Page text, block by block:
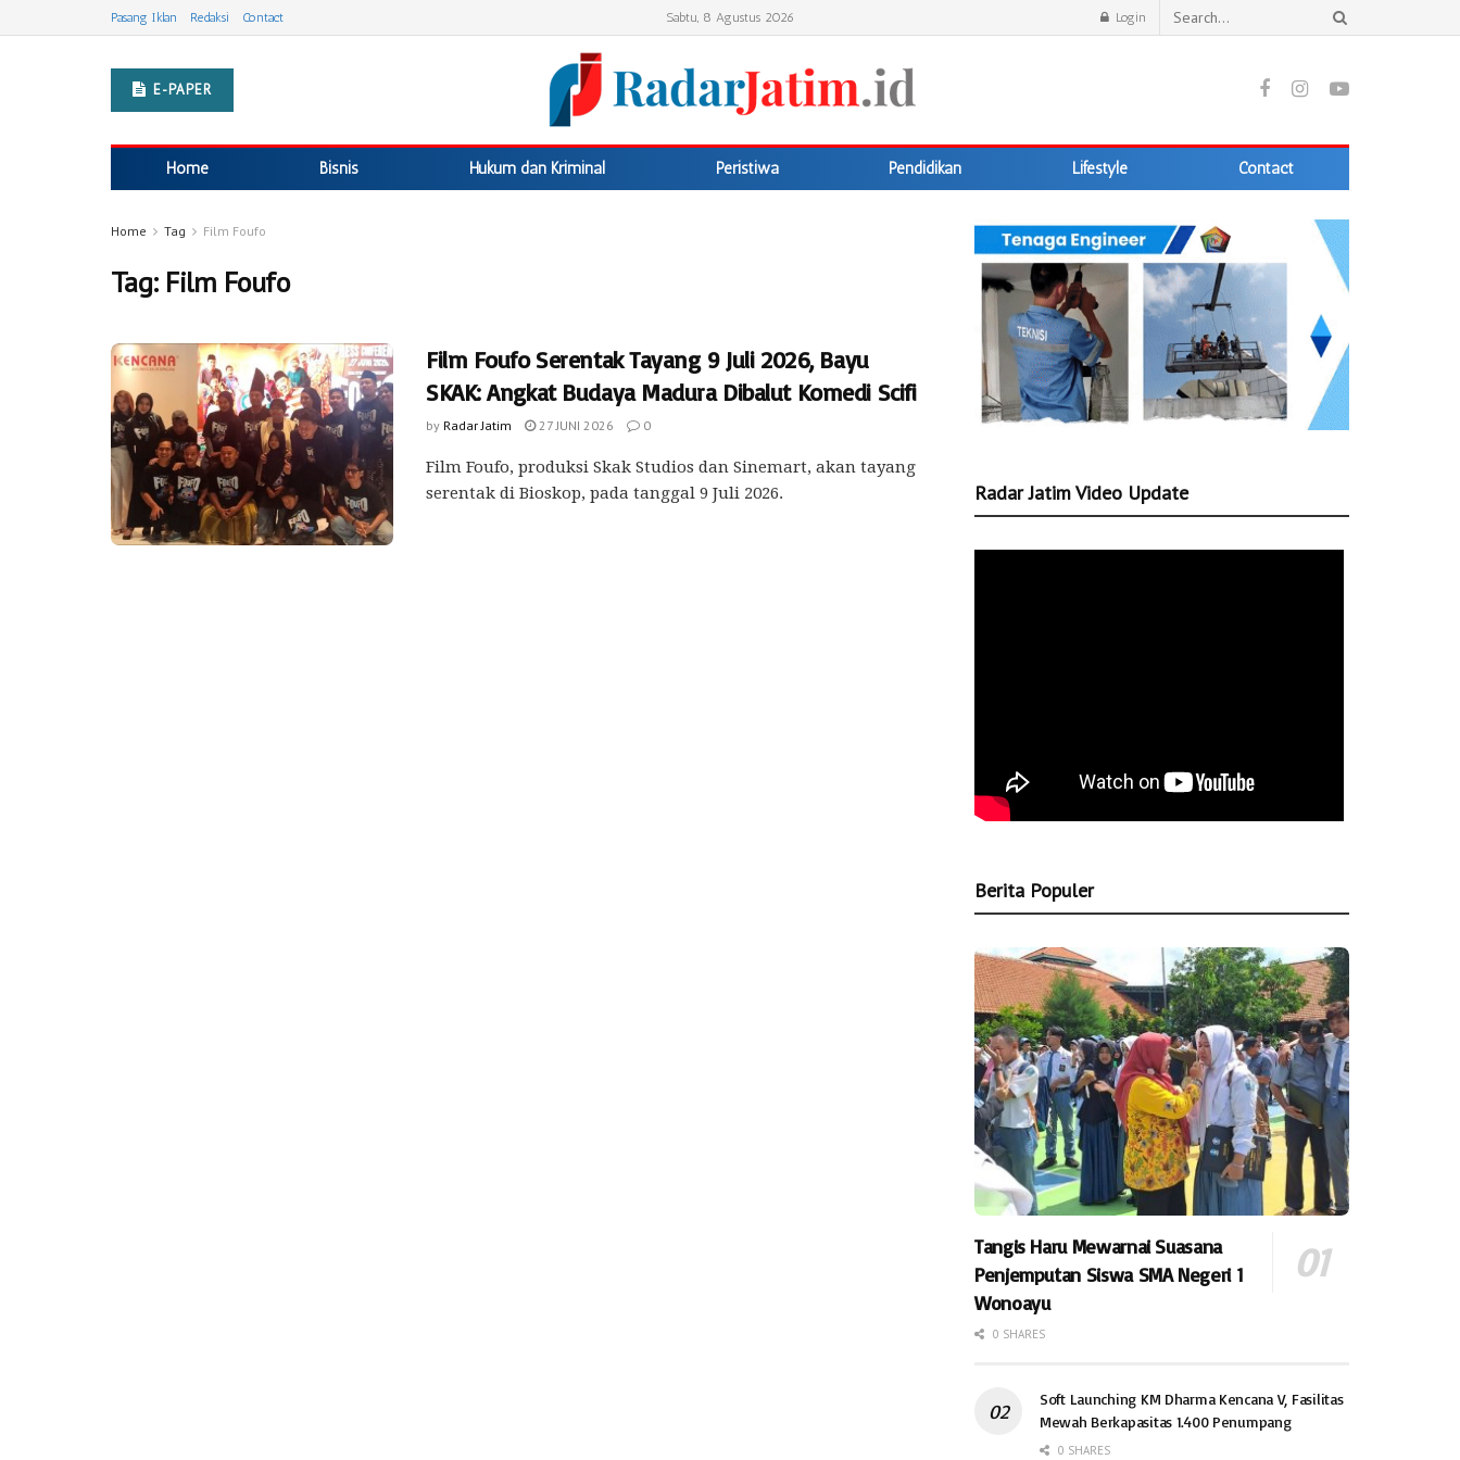
Pasang Iklan Redaksi Contact Sabtu, 8 Agustus 2026 Login
E-PAPER
Home Bisnis Hukum dan Kriminal Peristiwa Pendidikan Lifestyle Contact
Home Tag Film Foufo
Tag: Film Foufo
Film Foufo Serentak Tayang 9 Juli 2026, Bayu
SKAK: Angkat Budaya Madura Dibalut Komedi Scifi
by Radar Jatim 27 JUNI 2026 0
Film Foufo, produksi Skak Studios dan Sinemart, akan tayang
serentak di Bioskop, pada tanggal 9 Juli 2026.
Radar Jatim Video Update
Berita Populer
Tangis Haru Mewarnai Suasana
Penjemputan Siswa SMA Negeri 1
Wonoayu
0 SHARES
Soft Launching KM Dharma Kencana V, Fasilitas
Mewah Berkapasitas 1.400 Penumpang
0 SHARES